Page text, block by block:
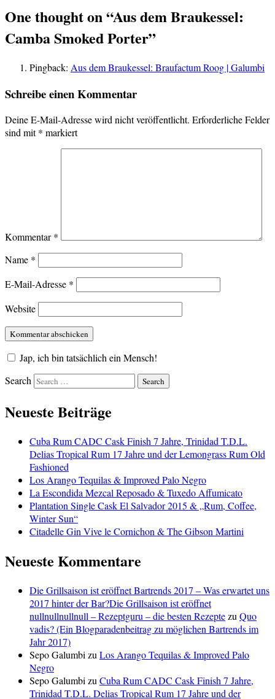
One thought on “Aus dem Braukessel:
Camba Smoked Porter”
Pingback: Aus dem Braukessel: Braufactum Roog | Galumbi
Schreibe einen Kommentar
Deine E-Mail-Adresse wird nicht veröffentlicht. Erforderliche Felder
sind mit* markiert
Kommentar*
Name *
E-Mail-Adresse *
Website
Jap, ich bin tatsächlich ein Mensch!
Search
Neueste Beiträge
Cuba Rum CADC Cask Finish 7 Jahre, Trinidad T.D.L.
Delias Tropical Rum 17 Jahre und der Lemongrass Rum Old
Fashioned
Los Arango Tequilas & Improved Palo Negro
La Escondida Mezcal Reposado & Tuxedo Affumicato
Plantation Single Cask El Salvador 2015 & „Rum, Coffee,
Winter Sun“
Citadelle Gin Vive le Cornichon & The Gibson Martini
Neueste Kommentare
Die Grillsaison ist eröffnet Bartrends 2017 – Was erwartet uns
2017 hinter der Bar?Die Grillsaison ist eröffnet
nullnullnullnull – Rezeptguru – die besten Rezeptezu Quo
vadis? (Ein Blogparadenbeitrag zu möglichen Bartrends im
Jahr 2017)
Sepo Galumbi zu Los Arango Tequilas & Improved Palo
Negro
Sepo Galumbi zu Cuba Rum CADC Cask Finish 7 Jahre,
Trinidad T.D.L. Delias Tropical Rum 17 Jahre und der